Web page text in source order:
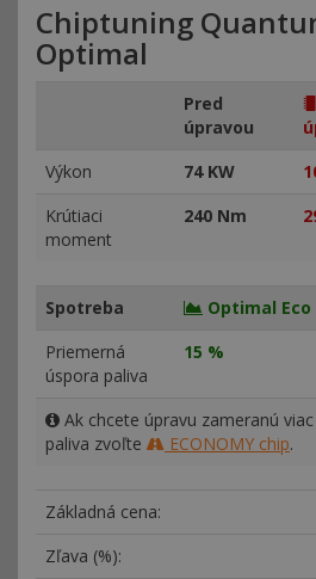
Chiptuning
Optimal
Pred
úpravou
Výkon
74 KW
Krútiaci
moment
240 Nm
Spotreba
Optimal Eco
Priemerná
úspora paliva
15 %
Ak chcete úpravu zameranú
paliva zvoľte
ECONOMY chip.
Základná cena:
Zľava (%):